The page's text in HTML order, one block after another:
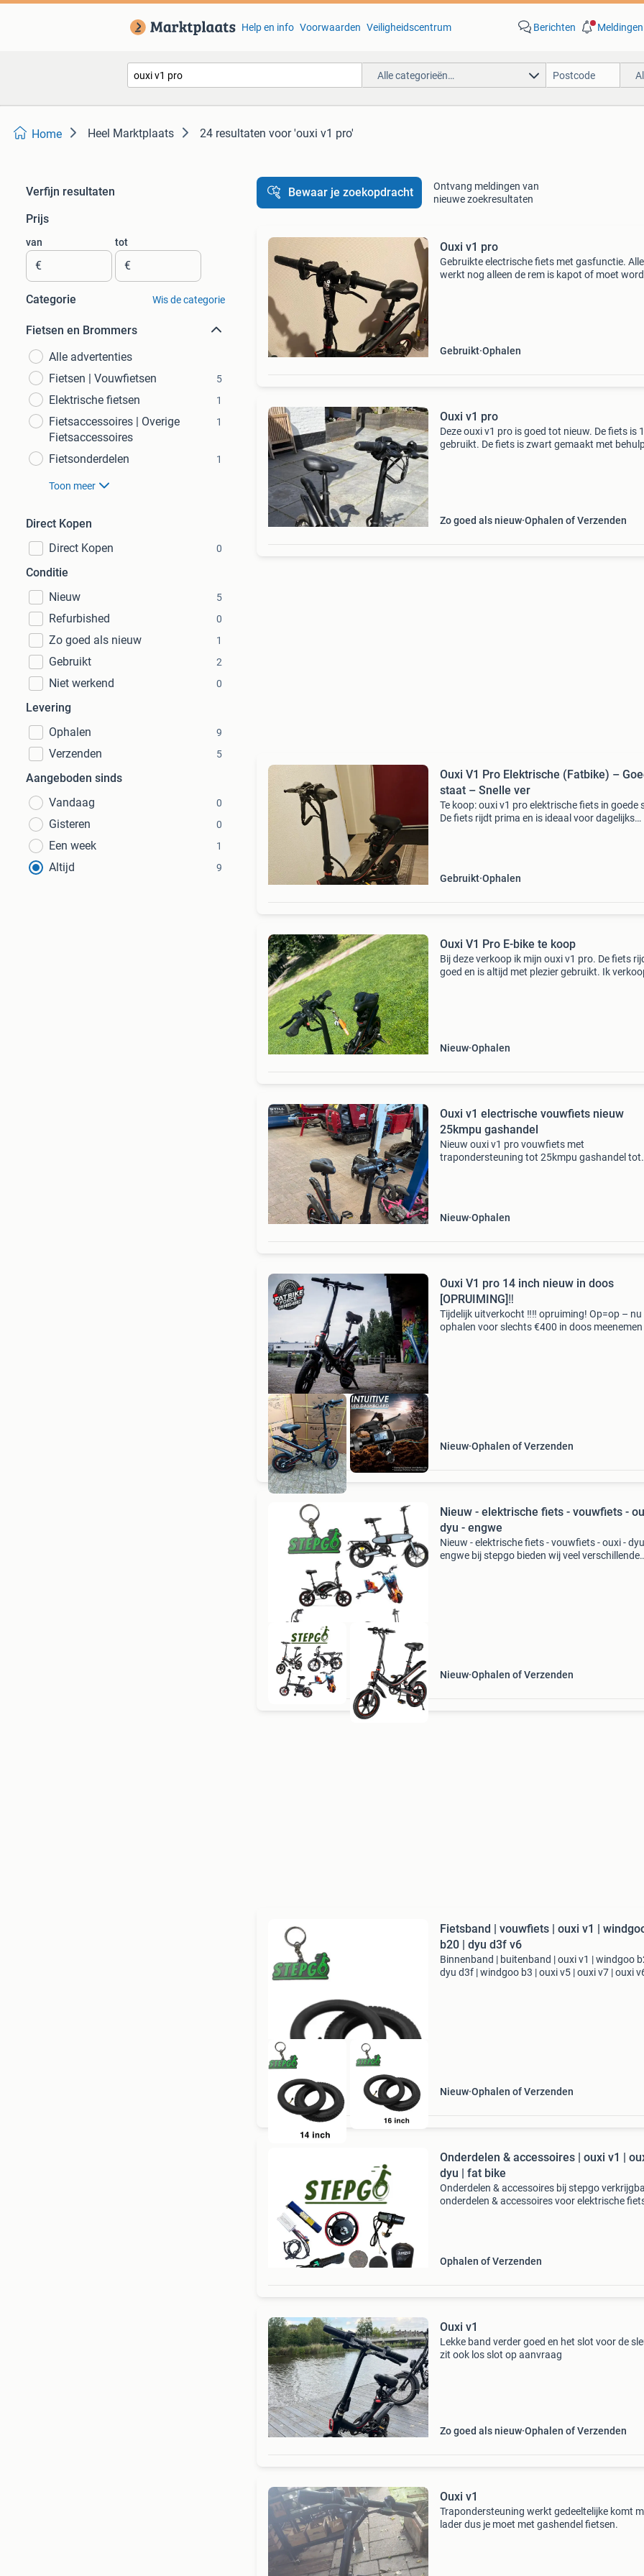
Help en info Voorwaarden Veiligheidscentrum Berichten Meldingen
Alle categorieën…
Home Heel Marktplaats 24 resultaten voor 'ouxi v1 pro'
Verfijn resultaten
Prijs
van
€
tot
€
Categorie Wis de categorie
Fietsen en Brommers
Alle advertenties
Fietsen | Vouwfietsen
5
Elektrische fietsen 1
Fietsaccessoires | Overige
Fietsaccessoires
1
Fietsonderdelen 1
Toon meer
Direct Kopen
Direct Kopen
0
Conditie
Nieuw
5
Refurbished 0
Zo goed als nieuw 1
Gebruikt 2
Niet werkend 0
Levering
Ophalen
9
Verzenden 5
Aangeboden sinds
Vandaag
0
Gisteren 0
Een week 1
Altijd 9
Bewaar je zoekopdracht
Ontvang meldingen van
nieuwe zoekresultaten
Ouxi v1 pro
Gebruikte electrische fiets met gasfunctie.
werkt nog alleen de rem is kapot of moet
Gebruikt Ophalen
Ouxi v1 pro
Deze ouxi v1 pro is goed tot nieuw. De fiets is
gebruikt. De fiets is zwart gemaakt met
Zo goed als nieuw Ophalen of Verzenden
Ouxi V1 Pro Elektrische (Fatbike) –
staat – Snelle ver
Te koop: ouxi v1 pro elektrische fiets in goede
De fiets rijdt prima en is ideaal voor dagelijks
Gebruikt Ophalen
Ouxi V1 Pro E-bike te koop
Bij deze verkoop ik mijn ouxi v1 pro. De fiets
goed en is altijd met plezier gebruikt. Ik
Nieuw Ophalen
Ouxi v1 electrische vouwfiets nieuw
25kmpu gashandel
Nieuw ouxi v1 pro vouwfiets met
trapondersteuning tot 25kmpu gashandel tot
Nieuw Ophalen
Ouxi V1 pro 14 inch nieuw in doos
[OPRUIMING]‼️
Tijdelijk uitverkocht ‼️‼️ opruiming! Op=op – nu
ophalen voor slechts €400 in doos meenemen
Nieuw Ophalen of Verzenden
Nieuw - elektrische fiets - vouwfiets -
dyu - engwe
Nieuw - elektrische fiets - vouwfiets - ouxi -
engwe bij stepgo bieden wij veel verschillende
Nieuw Ophalen of Verzenden
Fietsband | vouwfiets | ouxi v1 |
b20 | dyu d3f v6
Binnenband | buitenband | ouxi v1 | windgoo
dyu d3f | windgoo b3 | ouxi v5 | ouxi v7 | ouxi
Nieuw Ophalen of Verzenden
Onderdelen & accessoires | ouxi v1 | ouxi v6
dyu | fat bike
Onderdelen & accessoires bij stepgo
onderdelen & accessoires voor elektrische
Ophalen of Verzenden
Ouxi v1
Lekke band verder goed en het slot voor de
zit ook los slot op aanvraag
Zo goed als nieuw Ophalen of Verzenden
Ouxi v1
Trapondersteuning werkt gedeeltelijke komt
lader dus je moet met gashendel fietsen.